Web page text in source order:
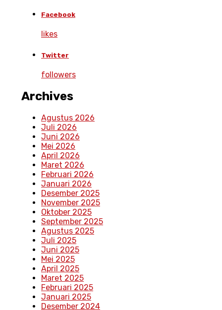
Facebook
likes
Twitter
followers
Archives
Agustus 2026
Juli 2026
Juni 2026
Mei 2026
April 2026
Maret 2026
Februari 2026
Januari 2026
Desember 2025
November 2025
Oktober 2025
September 2025
Agustus 2025
Juli 2025
Juni 2025
Mei 2025
April 2025
Maret 2025
Februari 2025
Januari 2025
Desember 2024